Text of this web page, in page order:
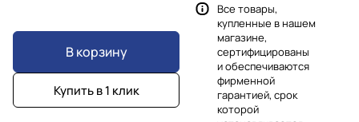
В корзину
Купить в 1 клик
Все товары,
купленные в нашем
магазине,
сертифицированы
и обеспечиваются
фирменной
гарантией, срок
которой